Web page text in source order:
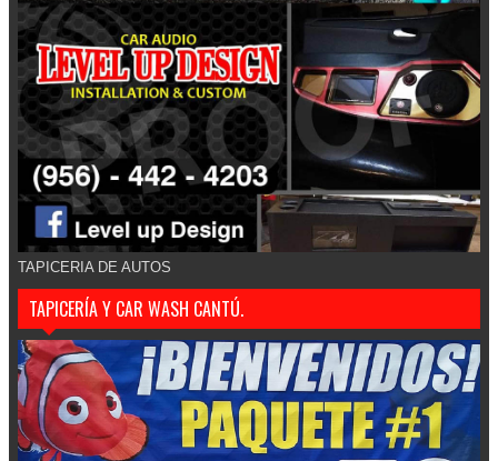
TAPICERIA DE AUTOS
TAPICERÍA Y CAR WASH CANTÚ.